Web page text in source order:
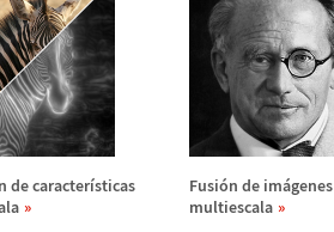
n de características
Fusión de imágenes
multiescala